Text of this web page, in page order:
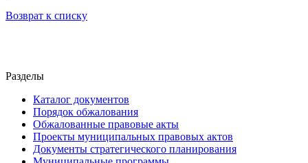
Возврат к списку
Разделы
Каталог документов
Порядок обжалования
Обжалованные правовые акты
Проекты муниципальных правовых актов
Документы стратегического планирования